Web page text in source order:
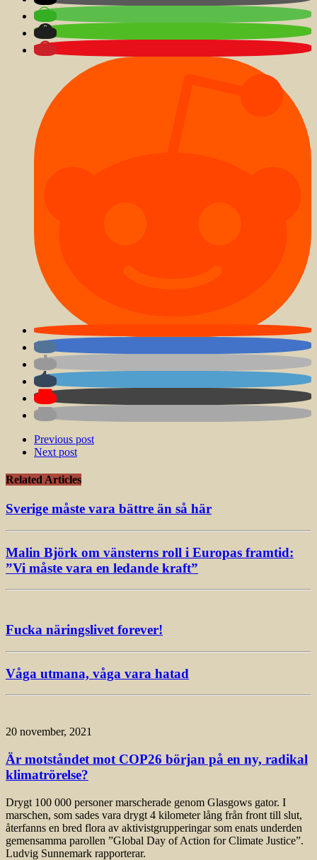
Previous post
Next post
Related Articles
Sverige måste vara bättre än så här
Malin Björk om vänsterns roll i Europas framtid:
”Vi måste vara en ledande kraft”
Fucka näringslivet forever!
Våga utmana, våga vara hatad
20 november, 2021
Är motståndet mot COP26 början på en ny, radikal
klimatrörelse?
Drygt 100 000 personer marscherade genom Glasgows gator. I
marschen, som sades vara drygt 4 kilometer lång från front till slut,
återfanns en bred flora av aktivistgrupperingar som enats underden
gemensamma parollen ”Global Day of Action for Climate Justice”.
Ludvig Sunnemark rapporterar.